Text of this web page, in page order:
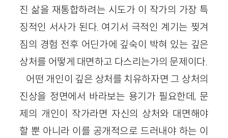
진 삶을 재통합하려는 시도가 이 작가의 가장 특
징적인 서사가 된다. 여기서 극적인 계기는 찢겨
짐의 경험 전후 어딘가에 깊숙이 박혀 있는 깊은
상처를 어떻게 대면하고 다스리는가의 문제이다.
어떤 개인이 깊은 상처를 치유하자면 그 상처의
진상을 정면에서 바라보는 용기가 필요한데, 문
제의 개인이 작가라면 자신의 상처와 대면해야
할 뿐 아니라 이를 공개적으로 드러내야 하는 이